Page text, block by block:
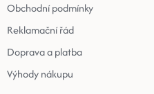
Obchodní podmínky
Reklamační řád
Doprava a platba
Výhody nákupu